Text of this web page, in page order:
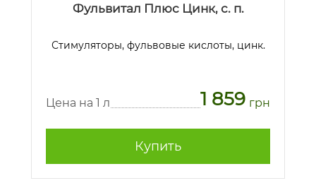
Фульвитал Плюс Цинк, с. п.
Стимуляторы, фульвовые кислоты, цинк.
Цена на 1 л 1 859 грн
Купить